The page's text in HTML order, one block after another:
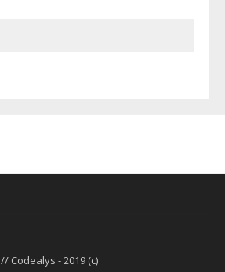
// Codealys - 2019 (c)